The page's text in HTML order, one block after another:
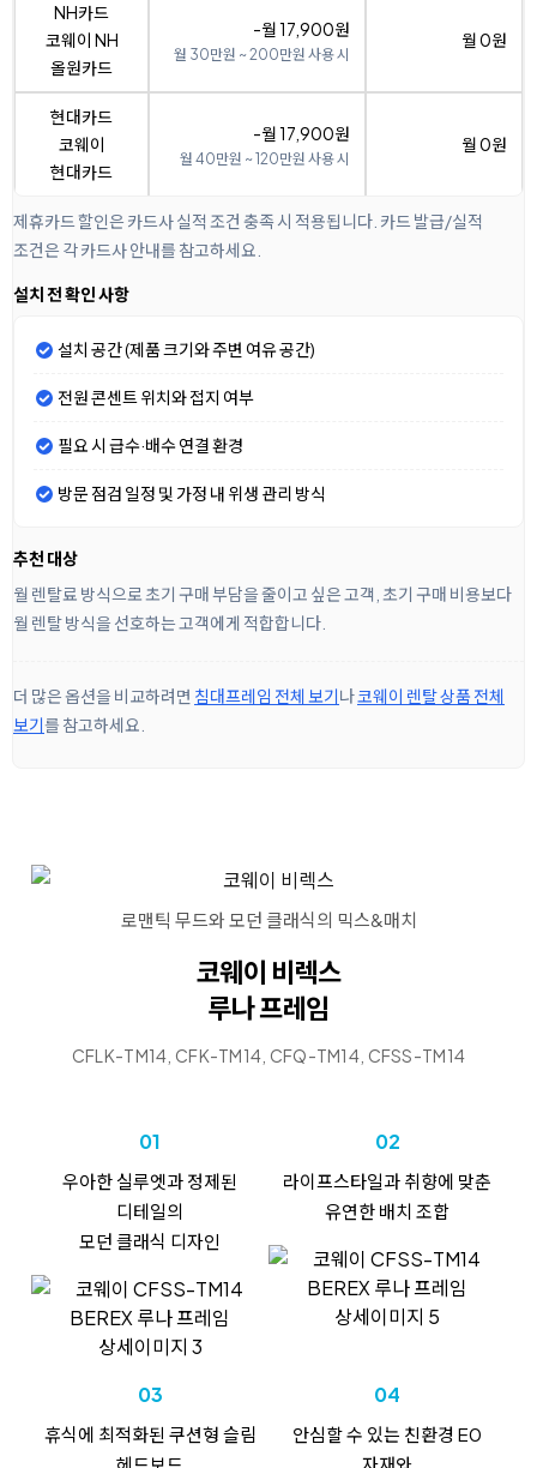
NH카드
코웨이 NH
올원카드
-월 17,900원
월 30만원 ~ 200만원 사용 시
월 0원
현대카드
코웨이
현대카드
-월 17,900원
월 40만원 ~ 120만원 사용 시
월 0원
제휴카드 할인은 카드사 실적 조건 충족 시 적용됩니다. 카드 발급/실적
조건은 각 카드사 안내를 참고하세요.
설치 전 확인 사항
설치 공간 (제품 크기와 주변 여유 공간)
전원 콘센트 위치와 접지 여부
필요 시 급수·배수 연결 환경
방문 점검 일정 및 가정 내 위생 관리 방식
추천 대상
월 렌탈료 방식으로 초기 구매 부담을 줄이고 싶은 고객, 초기 구매 비용보다
월 렌탈 방식을 선호하는 고객에게 적합합니다.
더 많은 옵션을 비교하려면 침대프레임 전체 보기나코웨이 렌탈 상품 전체
보기를 참고하세요.
로맨틱 무드와 모던 클래식의 믹스&매치
코웨이 비렉스
루나 프레임
CFLK-TM14, CFK-TM14, CFQ-TM14, CFSS-TM14
01
우아한 실루엣과 정제된
디테일의
모던 클래식 디자인
02
라이프스타일과 취향에 맞춘
유연한 배치 조합
03
휴식에 최적화된 쿠션형 슬림
04
안심할 수 있는 친환경 E0